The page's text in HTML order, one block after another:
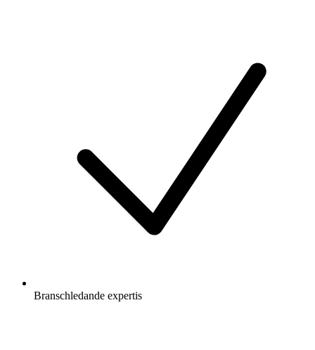
Branschledande expertis